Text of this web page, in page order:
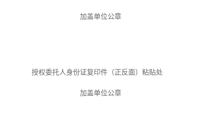
加盖单位公章
授权委托人身份证复印件（正反面） 粘贴处
加盖单位公章